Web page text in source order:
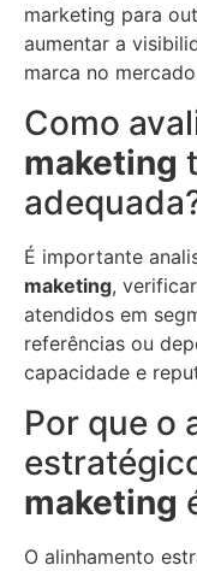
marketing para
aumentar a
marca no
Como
maketing
É importante
maketing,
atendidos em
referências ou
capacidade e
Por que o
maketing
O alinhamento